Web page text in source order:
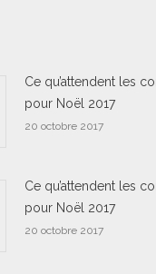
Ce qu’attendent les
pour Noël 2017
20 octobre 2017
Ce qu’attendent les
pour Noël 2017
20 octobre 2017